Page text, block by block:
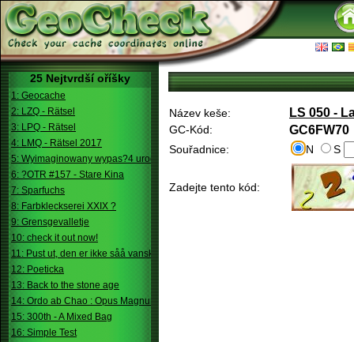
25 Nejtvrdší oříšky
1: Geocache
2: LZQ - Rätsel
3: LPQ - Rätsel
4: LMQ - Rätsel 2017
5: Wyimaginowany wypas?4 urodziny
6: ?OTR #157 - Stare Kina
7: Sparfuchs
8: Farbkleckserei XXIX ?
9: Grensgevalletje
10: check it out now!
11: Pust ut, den er ikke såå vanskelig.
12: Poeticka
13: Back to the stone age
14: Ordo ab Chao : Opus Magnum
15: 300th - A Mixed Bag
16: Simple Test
Název keše: LS 050 -
GC-Kód: GC6FW70
Souřadnice: N S
Zadejte tento kód: